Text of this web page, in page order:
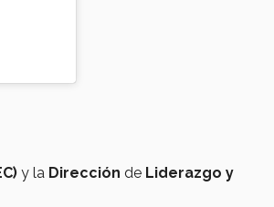
y la Dirección de Liderazgo y